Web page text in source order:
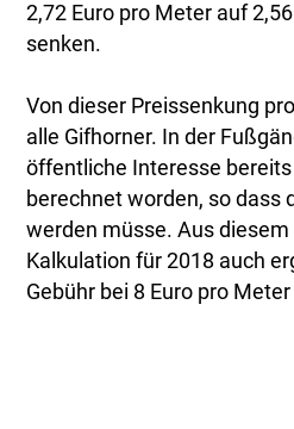
2,72 Euro pro Meter auf
senken.
Von dieser Preissenkung
alle Gifhorner. In der
öffentliche Interesse
berechnet worden, so dass
werden müsse. Aus diesem
Kalkulation für 2018 auch
Gebühr bei 8 Euro pro